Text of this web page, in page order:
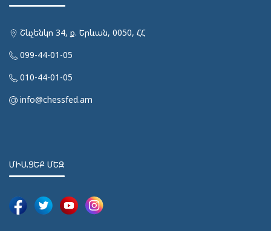
Շևչենկո 34, ք. Երևան, 0050, ՀՀ
099-44-01-05
010-44-01-05
info@chessfed.am
ՄԻԱՑԵՔ ՄԵԶ